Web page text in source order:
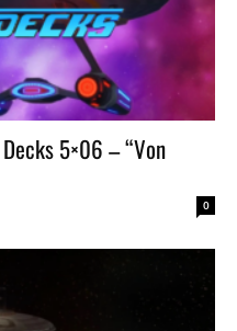
5×06 – “Von
0